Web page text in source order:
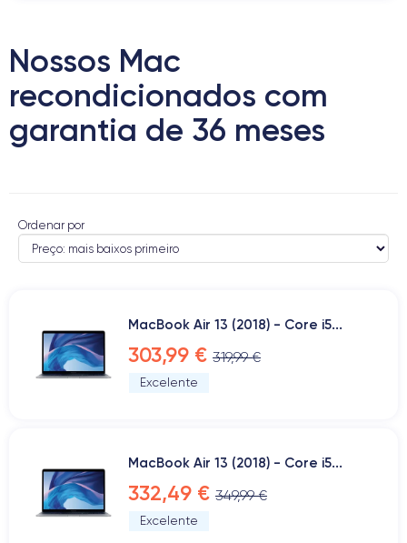
Nossos Mac
recondicionados com
garantia de 36 meses
Ordenar por
MacBook Air 13 (2018) - Core i5...
303,99 € 319,99 €
Excelente
MacBook Air 13 (2018) - Core i5...
332,49 € 349,99 €
Excelente